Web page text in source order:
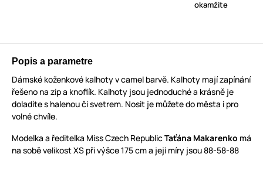
okamžite
Popis a parametre
Dámské koženkové kalhoty v camel barvě. Kalhoty mají zapínání
řešeno na zip a knoflík. Kalhoty jsou jednoduché a krásně je
doladíte s halenou či svetrem. Nosit je můžete do města i pro
volné chvíle.
Modelka a ředitelka Miss Czech RepublicTaťána Makarenko má
na sobě velikost XS při výšce 175 cm a její míry jsou 88-58-88